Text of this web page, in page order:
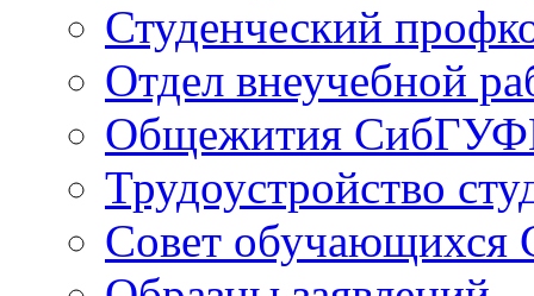
Студенческий
Отдел внеучебной
Общежития
Трудоустройство
Совет